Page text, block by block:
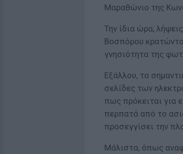
Μαραθώνιο της
Την ίδια ώρα,
Βοσπόρου
γνησιότητα της
Εξάλλου, τα
σελίδες των
πως πρόκειται για
περπατά από το
προσεγγίσει την
Μάλιστα, όπως